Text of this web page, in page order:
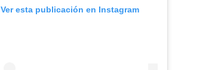
Ver esta publicación en Instagram